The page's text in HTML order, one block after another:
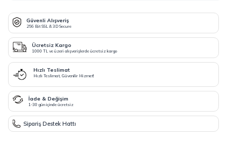
Güvenli Alışveriş
256 Bit SSL & 3D Secure
Ücretsiz Kargo
1000 TL ve üzeri alışverişlerde ücretsiz kargo
Hızlı Teslimat
Hızlı Teslimat, Güvenilir Hizmet!
İade & Değişim
1-30 gün içinde ücretsiz
Sipariş Destek Hattı